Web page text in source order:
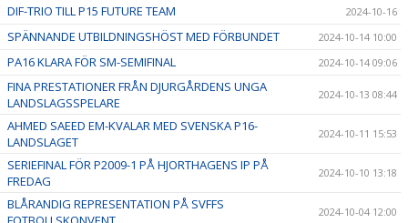
DIF-TRIO TILL P15 FUTURE TEAM 2024-10-16
SPÄNNANDE UTBILDNINGSHÖST MED FÖRBUNDET 2024-10-14 10:00
PA16 KLARA FÖR SM-SEMIFINAL 2024-10-14 09:06
FINA PRESTATIONER FRÅN DJURGÅRDENS UNGA
LANDSLAGSSPELARE
2024-10-13 08:44
AHMED SAEED EM-KVALAR MED SVENSKA P16-
LANDSLAGET
2024-10-11 15:53
SERIEFINAL FÖR P2009-1 PÅ HJORTHAGENS IP PÅ
FREDAG
2024-10-10 13:18
BLÅRANDIG REPRESENTATION PÅ SVFFS
2024-10-04 12:00